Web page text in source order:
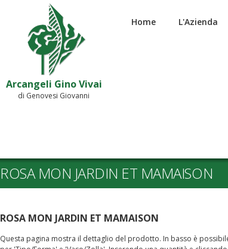
Arcangeli Gino Vivai
di Genovesi Giovanni
Home L'Azienda
ROSA MON JARDIN ET MAMAISON
ROSA MON JARDIN ET MAMAISON
Questa pagina mostra il dettaglio del prodotto. In basso è